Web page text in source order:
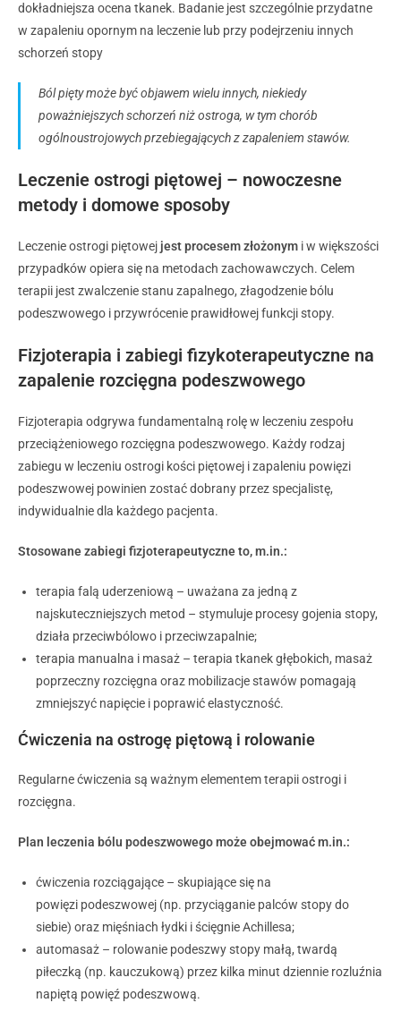
dokładniejsza ocena tkanek. Badanie jest szczególnie przydatne
w zapaleniu opornym na leczenie lub przy podejrzeniu innych
schorzeń stopy
Ból pięty może byćobjawem wielu innych, niekiedy
poważniejszych schorzeń niż ostroga, w tym chorób
ogólnoustrojowych przebiegających z zapaleniem stawów.
Leczenie ostrogi piętowej – nowoczesne
metody i domowe sposoby
Leczenie ostrogi piętowej jest procesem złożonym i w większości
przypadków opiera się na metodach zachowawczych. Celem
terapii jest zwalczenie stanu zapalnego, złagodzenie bólu
podeszwowego i przywrócenie prawidłowej funkcji stopy.
Fizjoterapia i zabiegi fizykoterapeutyczne na
zapalenie rozcięgna podeszwowego
Fizjoterapia odgrywa fundamentalną rolę w leczeniu zespołu
przeciążeniowego rozcięgna podeszwowego. Każdy rodzaj
zabiegu w leczeniu ostrogi kości piętowej i zapaleniu powięzi
podeszwowej powinien zostać dobrany przez specjalistę,
indywidualnie dla każdego pacjenta.
Stosowane zabiegi fizjoterapeutyczne to, m.in.:
terapia falą uderzeniową – uważana za jedną z
najskuteczniejszych metod – stymuluje procesy gojenia stopy,
działa przeciwbólowo i przeciwzapalnie;
terapia manualna i masaż – terapia tkanek głębokich, masaż
poprzeczny rozcięgna oraz mobilizacje stawów pomagają
zmniejszyć napięcie i poprawić elastyczność.
Ćwiczenia na ostrogę piętową i rolowanie
Regularne ćwiczenia są ważnym elementem terapii ostrogi i
rozcięgna.
Plan leczenia bólu podeszwowego może obejmować m.in.:
ćwiczenia rozciągające – skupiające się na
powięzi podeszwowej (np. przyciąganie palców stopy do
siebie) oraz mięśniach łydki i ścięgnie Achillesa;
automasaż – rolowanie podeszwy stopy małą, twardą
piłeczką (np. kauczukową) przez kilka minut dziennie rozluźnia
napiętą powięź podeszwową.